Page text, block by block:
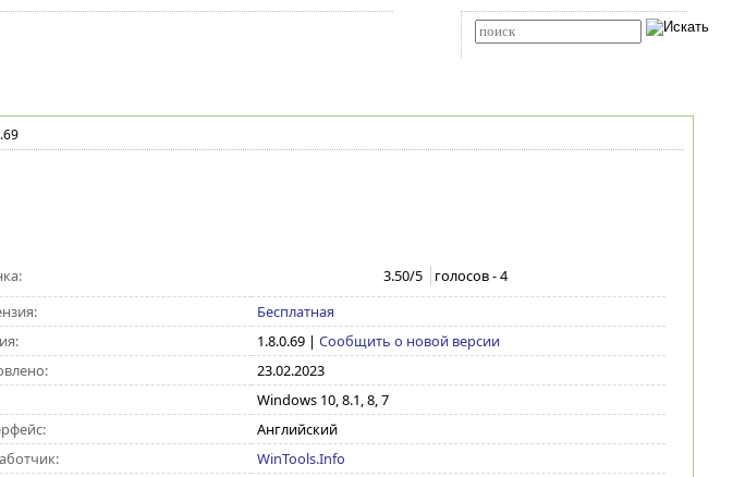
3.50/5 голосов -4
Бесплатная
1.8.0.69| Сообщить о новой версии
23.02.2023
Windows 10, 8.1, 8, 7
Английский
WinTools.Info